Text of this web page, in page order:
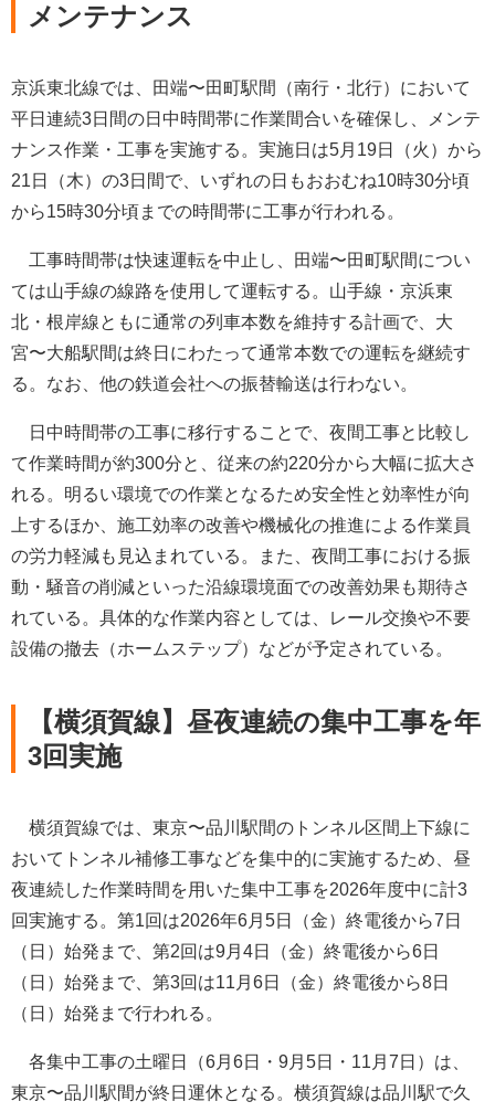
メンテナンス
京浜東北線では、田端〜田町駅間（南行・北行）において
平日連続3日間の日中時間帯に作業間合いを確保し、メンテ
ナンス作業・工事を実施する。実施日は5月19日（火）から
21日（木）の3日間で、いずれの日もおおむね10時30分頃
から15時30分頃までの時間帯に工事が行われる。
工事時間帯は快速運転を中止し、田端〜田町駅間につい
ては山手線の線路を使用して運転する。山手線・京浜東
北・根岸線ともに通常の列車本数を維持する計画で、大
宮〜大船駅間は終日にわたって通常本数での運転を継続す
る。なお、他の鉄道会社への振替輸送は行わない。
日中時間帯の工事に移行することで、夜間工事と比較し
て作業時間が約300分と、従来の約220分から大幅に拡大さ
れる。明るい環境での作業となるため安全性と効率性が向
上するほか、施工効率の改善や機械化の推進による作業員
の労力軽減も見込まれている。また、夜間工事における振
動・騒音の削減といった沿線環境面での改善効果も期待さ
れている。具体的な作業内容としては、レール交換や不要
設備の撤去（ホームステップ）などが予定されている。
【横須賀線】昼夜連続の集中工事を年
3回実施
横須賀線では、東京〜品川駅間のトンネル区間上下線に
おいてトンネル補修工事などを集中的に実施するため、昼
夜連続した作業時間を用いた集中工事を2026年度中に計3
回実施する。第1回は2026年6月5日（金）終電後から7日
（日）始発まで、第2回は9月4日（金）終電後から6日
（日）始発まで、第3回は11月6日（金）終電後から8日
（日）始発まで行われる。
各集中工事の土曜日（6月6日・9月5日・11月7日）は、
東京〜品川駅間が終日運休となる。横須賀線は品川駅で久